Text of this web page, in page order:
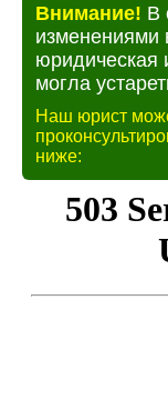
Внимание! В
изменениями
юридическая
могла
Наш юрист
ниже: